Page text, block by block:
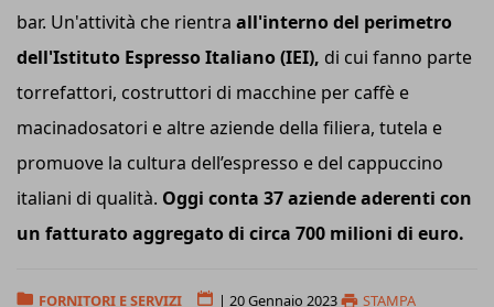
bar. Un'attività che rientra all'interno del perimetro
dell'Istituto Espresso Italiano (IEI), di cui fanno parte
torrefattori, costruttori di macchine per caffè e
macinadosatori e altre aziende della filiera, tutela e
promuove la cultura dell’espresso e del cappuccino
italiani di qualità. Oggi conta 37 aziende aderenti con
un fatturato aggregato di circa 700 milioni di euro.
FORNITORI E SERVIZI | 20 Gennaio 2023 STAMPA